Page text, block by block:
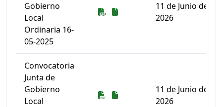
Gobierno
Local
Ordinaria 16-
05-2025
Descarga
Descarga
11 de Junio de
2026
Convocatoria
Junta de
Gobierno
Local
Descarga
Descarga
11 de Junio de
2026